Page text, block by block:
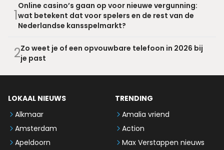
1
Online casino’s gaan op voor nieuwe vergunning:
wat betekent dat voor spelers en de rest van de
Nederlandse kansspelmarkt?
2Zo weet je of een opvouwbare telefoon in 2026 bij
je past
LOKAAL NIEUWS
Alkmaar
Amsterdam
Apeldoorn
TRENDING
Amalia vriend
Action
Max Verstappen nieuws